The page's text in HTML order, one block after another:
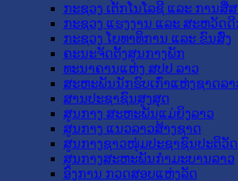
ກະຊວງ ເຕັກໂນໂລຊີ ແລະ ການສື່
ກະຊວງ ແຮງງານ ແລະ ສະຫວັດ
ກະຊວງ ໂຍທາທິການ ແລະ ຂົນສົ່ງ
ຄະນະຈັດຕັ້ງສູນກາງພັກ
ທະນາຄານແຫ່ງ ສປປ ລາວ
ສະຫະພັນນັກຮົບເກົ່າແຫ່ງຊາດລາ
ສານປະຊາຊົນສູງສຸດ
ສູນກາງ ສະຫະພັນແມ່ຍິງລາວ
ສູນກາງ ແນວລາວສ້າງຊາດ
ສູນກາງຊາວໜຸ່ມປະຊາຊົນປະຕິວັ
ສູນກາງສະຫະພັນກຳມະບານລາວ
ອົງການ ກວດສອບແຫ່ງລັດ